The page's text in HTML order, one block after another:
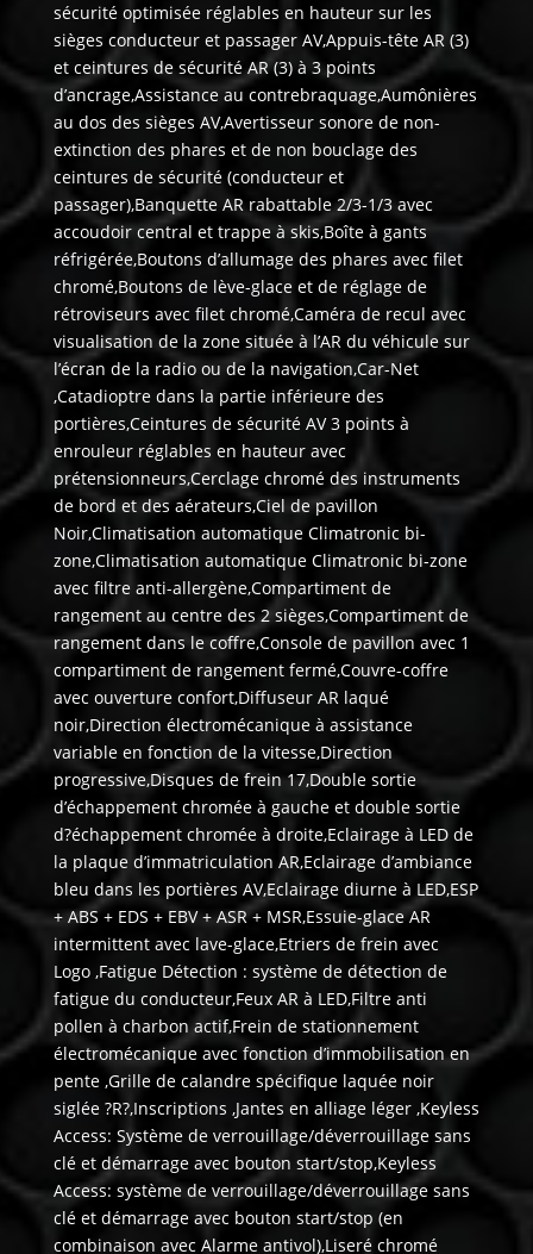
sécurité optimisée réglables en hauteur sur les
sièges conducteur et passager AV,Appuis-tête AR (3)
et ceintures de sécurité AR (3) à 3 points
d’ancrage,Assistance au contrebraquage,Aumônières
au dos des sièges AV,Avertisseur sonore de non-
extinction des phares et de non bouclage des
ceintures de sécurité (conducteur et
passager),Banquette AR rabattable 2/3-1/3 avec
accoudoir central et trappe à skis,Boîte à gants
réfrigérée,Boutons d’allumage des phares avec filet
chromé,Boutons de lève-glace et de réglage de
rétroviseurs avec filet chromé,Caméra de recul avec
visualisation de la zone située à l’AR du véhicule sur
l’écran de la radio ou de la navigation,Car-Net
,Catadioptre dans la partie inférieure des
portières,Ceintures de sécurité AV 3 points à
enrouleur réglables en hauteur avec
prétensionneurs,Cerclage chromé des instruments
de bord et des aérateurs,Ciel de pavillon
Noir,Climatisation automatique Climatronic bi-
zone,Climatisation automatique Climatronic bi-zone
avec filtre anti-allergène,Compartiment de
rangement au centre des 2 sièges,Compartiment de
rangement dans le coffre,Console de pavillon avec 1
compartiment de rangement fermé,Couvre-coffre
avec ouverture confort,Diffuseur AR laqué
noir,Direction électromécanique à assistance
variable en fonction de la vitesse,Direction
progressive,Disques de frein 17,Double sortie
d’échappement chromée à gauche et double sortie
d?échappement chromée à droite,Eclairage à LED de
la plaque d’immatriculation AR,Eclairage d’ambiance
bleu dans les portières AV,Eclairage diurne à LED,ESP
+ ABS + EDS + EBV + ASR + MSR,Essuie-glace AR
intermittent avec lave-glace,Etriers de frein avec
Logo ,Fatigue Détection : système de détection de
fatigue du conducteur,Feux AR à LED,Filtre anti
pollen à charbon actif,Frein de stationnement
électromécanique avec fonction d’immobilisation en
pente ,Grille de calandre spécifique laquée noir
siglée ?R?,Inscriptions ,Jantes en alliage léger ,Keyless
Access: Système de verrouillage/déverrouillage sans
clé et démarrage avec bouton start/stop,Keyless
Access: système de verrouillage/déverrouillage sans
clé et démarrage avec bouton start/stop (en
combinaison avec Alarme antivol),Liseré chromé